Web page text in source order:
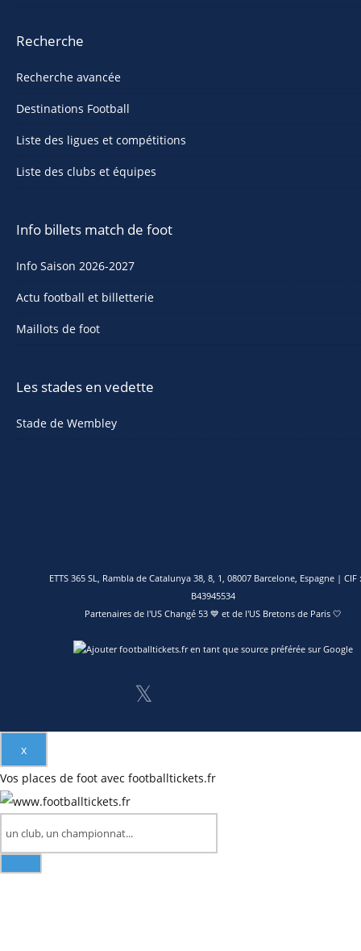
Recherche
Recherche avancée
Destinations Football
Liste des ligues et compétitions
Liste des clubs et équipes
Info billets match de foot
Info Saison 2026-2027
Actu football et billetterie
Maillots de foot
Les stades en vedette
Stade de Wembley
ETTS 365 SL, Rambla de Catalunya 38, 8, 1, 08007 Barcelone, Espagne | CIF
B43945534
Partenaires de l'US Changé 53 💙 et de l'US Bretons de Paris 🤍
𝕏
x
Vos places de foot avec footballtickets.fr